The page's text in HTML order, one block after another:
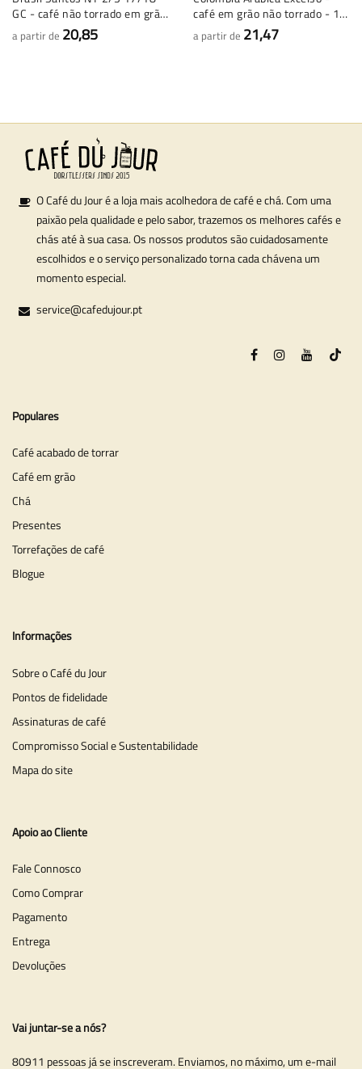
GC - café não torrado em grão
- 1 quilo
a partir de 20,85
café em grão não torrado - 1
a partir de 21,47
O Café du Jour é a loja mais acolhedora de café e chá. Com uma
paixão pela qualidade e pelo sabor, trazemos os melhores cafés e
chás até à sua casa. Os nossos produtos são cuidadosamente
escolhidos e o serviço personalizado torna cada chávena um
momento especial.
service@cafedujour.pt
Populares
Café acabado de torrar
Café em grão
Chá
Presentes
Torrefações de café
Blogue
Informações
Sobre o Café du Jour
Pontos de fidelidade
Assinaturas de café
Compromisso Social e Sustentabilidade
Mapa do site
Apoio ao Cliente
Fale Connosco
Como Comprar
Pagamento
Entrega
Devoluções
Vai juntar-se a nós?
80911 pessoas já se inscreveram. Enviamos, no máximo, um e-mail